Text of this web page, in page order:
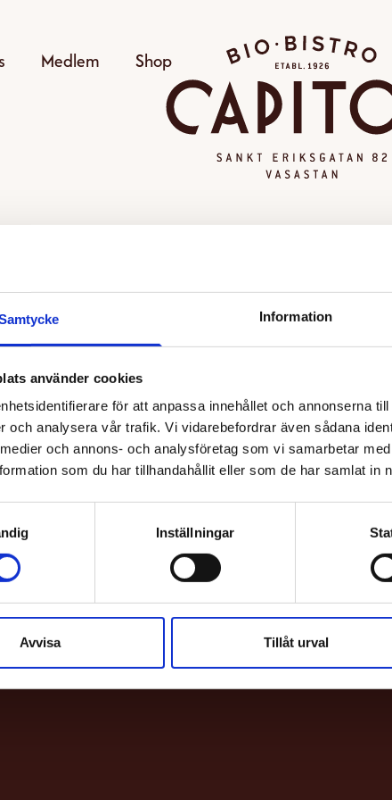
Information
använder cookies
för att anpassa innehållet och annonserna
och analysera vår trafik. Vi vidarebefordrar även sådana
och annons- och analysföretag som vi samarbetar
som du har tillhandahållit eller som de har samlat in
Inställningar
Avvisa Tillåt urval
Medlem Shop
Bio Capitol
OGILTIG
Den valda visningen kunde inte hittas eller går